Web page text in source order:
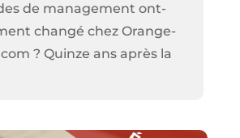
de management ont-
changé chez Orange-
? Quinze ans après la